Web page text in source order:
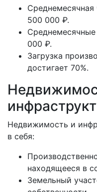
Среднемесячная
500 000 ₽.
000 ₽.
Загрузка
достигает 70%.
Недвижимость и
в себя:
находящееся в
Земельный